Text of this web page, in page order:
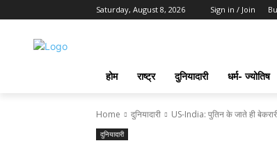
Saturday, August 8, 2026 Sign in / Join
होम राष्ट्र दुनियादारी धर्म- ज्योतिष
Home दुनियादारी US-India: पुतिन के जाते ही
दुनियादारी